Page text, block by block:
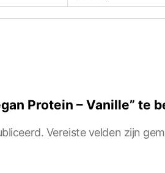
Protein – Vanille” te
Vereiste velden zijn